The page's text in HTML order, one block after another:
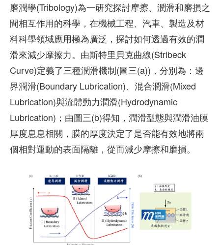
磨潤學(Tribology)為一研究探討摩擦、潤滑和磨損之
間相互作用的科學，在機械工程、汽車、製造及材
料科學領域應用極為廣泛，探討如何透過有效的潤
滑來減少摩擦力。由斯特里貝克曲線(Stribeck
Curve)定義了三種潤滑機制(圖三(a))，分別為：邊
界潤滑(Boundary Lubrication)、混合潤滑(Mixed
Lubrication)與流體動力潤滑(Hydrodynamic
Lubrication)；由圖三(b)得知，潤滑型態與潤滑油膜
厚度息息相關，膜的厚度決定了是否能有效地將兩
個相對運動的表面隔離，從而減少摩擦和磨損。